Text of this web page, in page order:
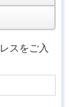
スをご入